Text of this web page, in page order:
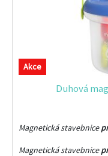
Akce
Duhová
Magnetická stavebnice
Magnetická stavebnice